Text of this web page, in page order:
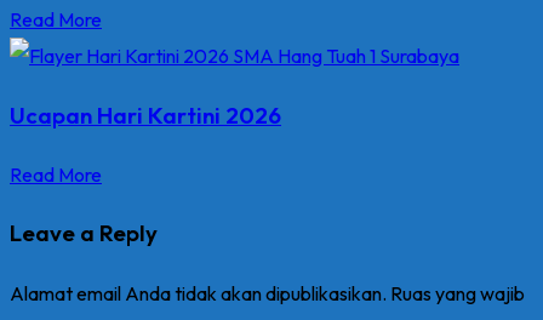
Read More
Ucapan Hari Kartini 2026
Read More
Leave a Reply
Alamat email Anda tidak akan dipublikasikan. Ruas yang wajib